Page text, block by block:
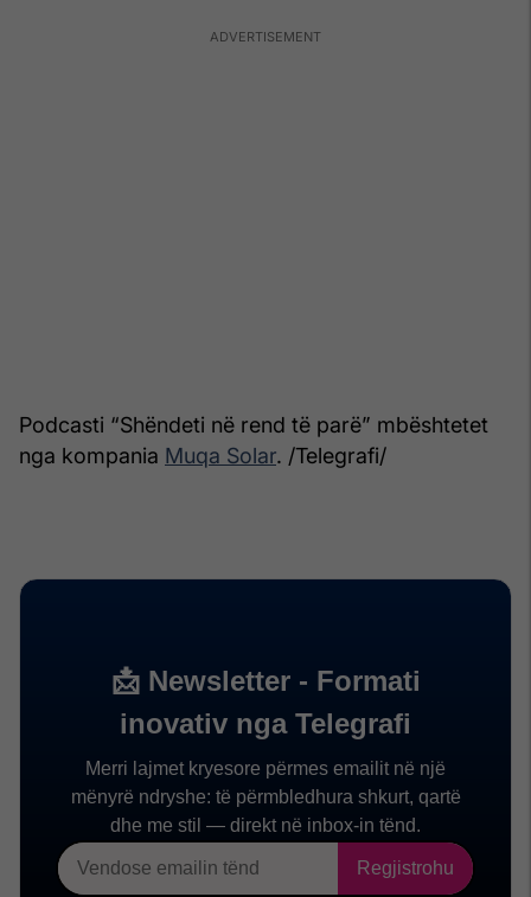
Podcasti “Shëndeti në rend të parë” mbështetet
nga kompania Muqa Solar. /Telegrafi/